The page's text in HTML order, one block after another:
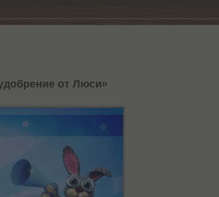
от Люси»